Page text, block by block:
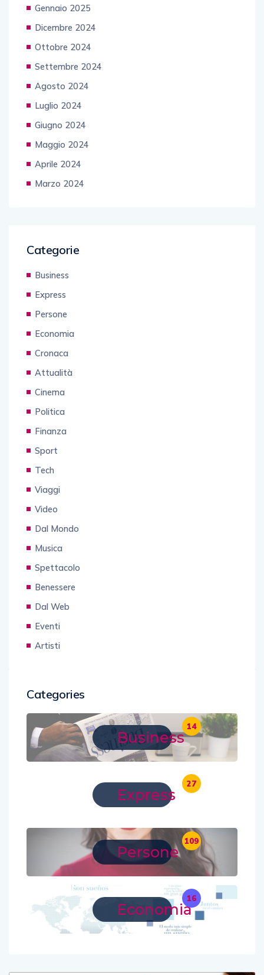
Gennaio 2025
Dicembre 2024
Ottobre 2024
Settembre 2024
Agosto 2024
Luglio 2024
Giugno 2024
Maggio 2024
Aprile 2024
Marzo 2024
Categorie
Business
Express
Persone
Economia
Cronaca
Attualità
Cinema
Politica
Finanza
Sport
Tech
Viaggi
Video
Dal Mondo
Musica
Spettacolo
Benessere
Dal Web
Eventi
Artisti
Categories
Business
14
Express
27
Persone
109
Economia
16